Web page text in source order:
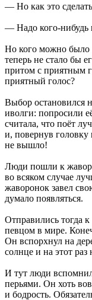
— Но как это
— Надо кого-нибудь
Но кого можно было
теперь не стало бы
притом с приятным
приятный голос?
Выбор остановился
иволги: попросили
считала, что поёт
и, повернув головку
не вышло!
Люди пошли к
во всяком случае
жаворонок завел
думало появляться.
Отправились тогда
певцом в мире.
Он вспорхнул на
солнце и на этот
И тут люди
перьями. Он хоть
и бодрость.